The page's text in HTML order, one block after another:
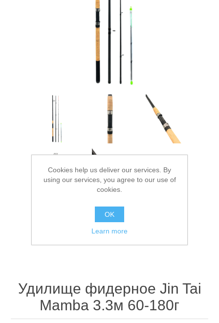
Аксессуары для лодок
Удилище фидерное Jin Tai
Mamba 3.3м 60-180г
Cookies help us deliver our services. By
using our services, you agree to our use of
cookies.
OK
Learn more